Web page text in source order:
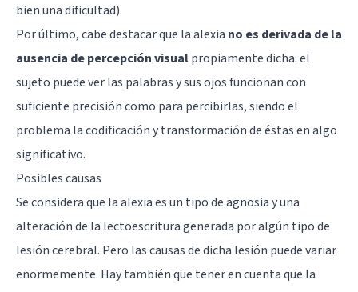
bien una dificultad).
Por último, cabe destacar que la alexia no es derivada de la
ausencia de percepción visualpropiamente dicha: el
sujeto puede ver las palabras y sus ojos funcionan con
suficiente precisión como para percibirlas, siendo el
problema la codificación y transformación de éstas en algo
significativo.
Posibles causas
Se considera que la alexia es un tipo de agnosia y una
alteración de la lectoescritura generada por algún tipo de
lesión cerebral. Pero las causas de dicha lesión puede variar
enormemente. Hay también que tener en cuenta que la